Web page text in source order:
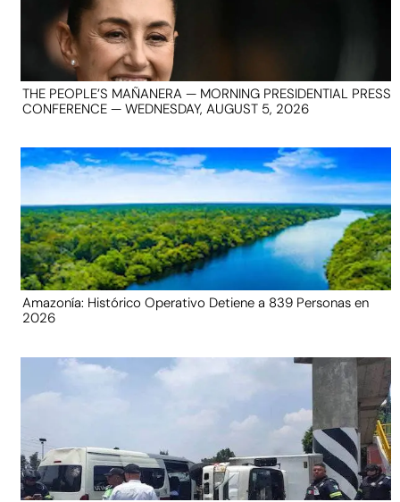
THE PEOPLE’S MAÑANERA — MORNING PRESIDENTIAL PRESS
CONFERENCE — WEDNESDAY, AUGUST 5, 2026
Amazonía: Histórico Operativo Detiene a 839 Personas en
2026